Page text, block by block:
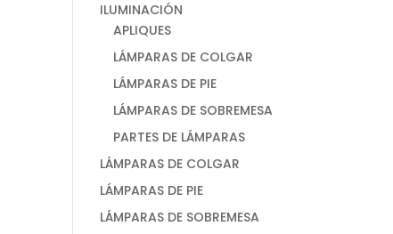
ILUMINACIÓN
APLIQUES
LÁMPARAS DE COLGAR
LÁMPARAS DE PIE
LÁMPARAS DE SOBREMESA
PARTES DE LÁMPARAS
LÁMPARAS DE COLGAR
LÁMPARAS DE PIE
LÁMPARAS DE SOBREMESA